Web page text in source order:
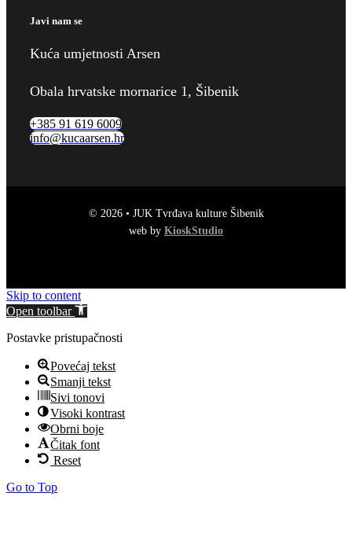
Javi nam se
Kuća umjetnosti Arsen
Obala hrvatske mornarice 1, Šibenik
+385 91 619 6009
info@kucaarsen.hr
© 2026 • JUK Tvrđava kulture Šibenik
web by KioskStudio
Skip to content
Open toolbar
Postavke pristupačnosti
Povećaj tekst
Smanji tekst
Sivi tonovi
Visoki kontrast
Obrni boje
Čitak font
Reset
Go to Top